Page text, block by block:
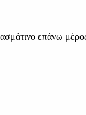
επάνω